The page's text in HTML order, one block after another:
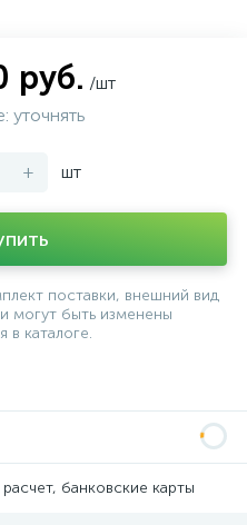
руб. /шт
уточнять
+ шт
поставки, внешний вид
могут быть изменены
в каталоге.
банковские карты